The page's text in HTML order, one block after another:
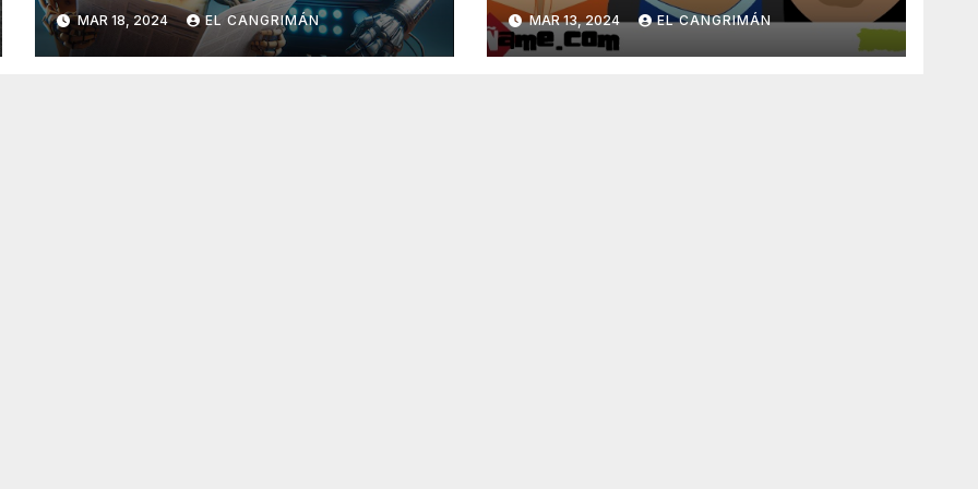
Generado Por Inteligencia
Artificial
MAR 18, 2024 EL CANGRIMÁN
Gatos Que Nos Leen No
Dijeron Na’
MAR 13, 2024 EL CANGRIMÁN